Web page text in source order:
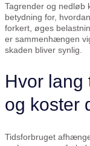
Tagrender og nedløb
betydning for,
forkert, øges
er sammenhængen
skaden bliver synlig.
Hvor lang
og koster
Tidsforbruget